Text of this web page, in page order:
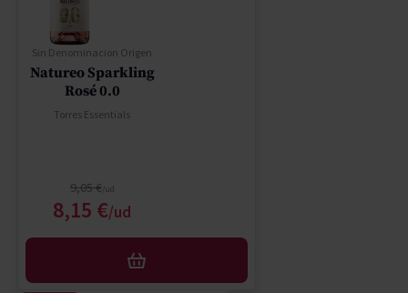
Sin Denominacion Origen
Natureo Sparkling
Rosé 0.0
Torres Essentials
Special Price
8,15 €
Regular Price
9,05 €
AFEGIR